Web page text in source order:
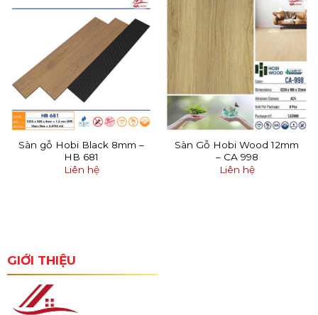
Sàn gỗ Hobi Black 8mm –
HB 681
Liên hệ
Sàn Gỗ Hobi Wood 12mm
– CA 998
Liên hệ
GIỚI THIỆU